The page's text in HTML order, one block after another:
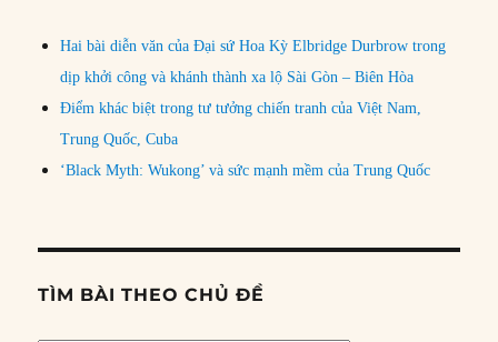
Hai bài diễn văn của Đại sứ Hoa Kỳ Elbridge Durbrow trong
dịp khởi công và khánh thành xa lộ Sài Gòn – Biên Hòa
Điểm khác biệt trong tư tưởng chiến tranh của Việt Nam,
Trung Quốc, Cuba
‘Black Myth: Wukong’ và sức mạnh mềm của Trung Quốc
TÌM BÀI THEO CHỦ ĐỀ